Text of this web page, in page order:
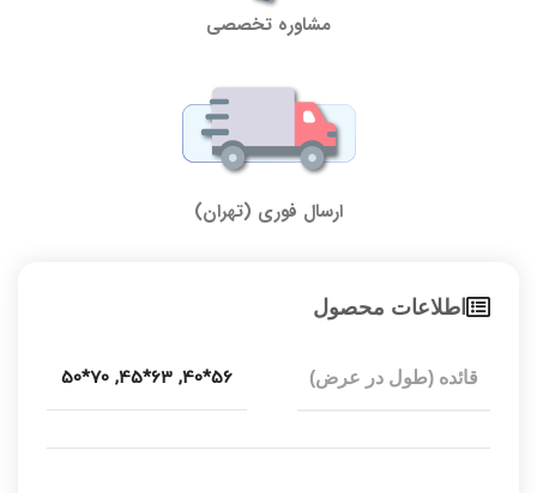
مشاوره تخصصی
ارسال فوری (تهران)
اطلاعات محصول
قائده (طول در عرض) 56*40
,
63*45
,
70*50